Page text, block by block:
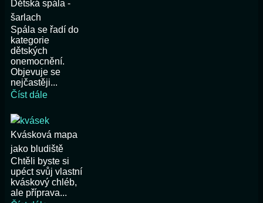
Dětská spála -
šarlach
Spála se řadí do
kategorie
dětských
onemocnění.
Objevuje se
nejčastěji...
Číst dále
Kvásková mapa
jako bludiště
Chtěli byste si
upéct svůj vlastní
kváskový chléb,
ale příprava...